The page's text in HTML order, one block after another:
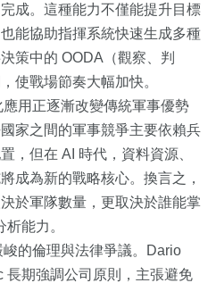
成。這種能力不僅能提升目標
能協助指揮系統快速生成多種
策中的 OODA（觀察、判
使戰場節奏大幅加快。
用正逐漸改變傳統軍事優勢
家之間的軍事競爭主要依賴兵
，但在 AI 時代，資料資源、
成為新的戰略核心。換言之，
於軍隊數量，更取決於誰能掌
能力。
的倫理與法律爭議。Dario
長期強調公司原則，主張避免